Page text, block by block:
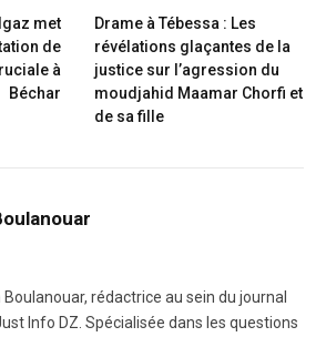
met
de
à
Béchar
Drame à Tébessa : Les
révélations glaçantes de la
justice sur l’agression du
moudjahid Maamar Chorfi et
de sa fille
Boulanouar, rédactrice au sein du journal
Info DZ. Spécialisée dans les questions